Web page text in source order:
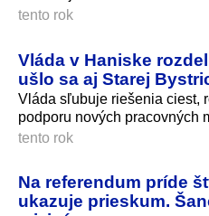
tento rok
Vláda v Haniske
ušlo sa aj Starej
Vláda sľubuje riešenia ciest,
podporu nových pracovných
tento rok
Na referendum príde
ukazuje prieskum.